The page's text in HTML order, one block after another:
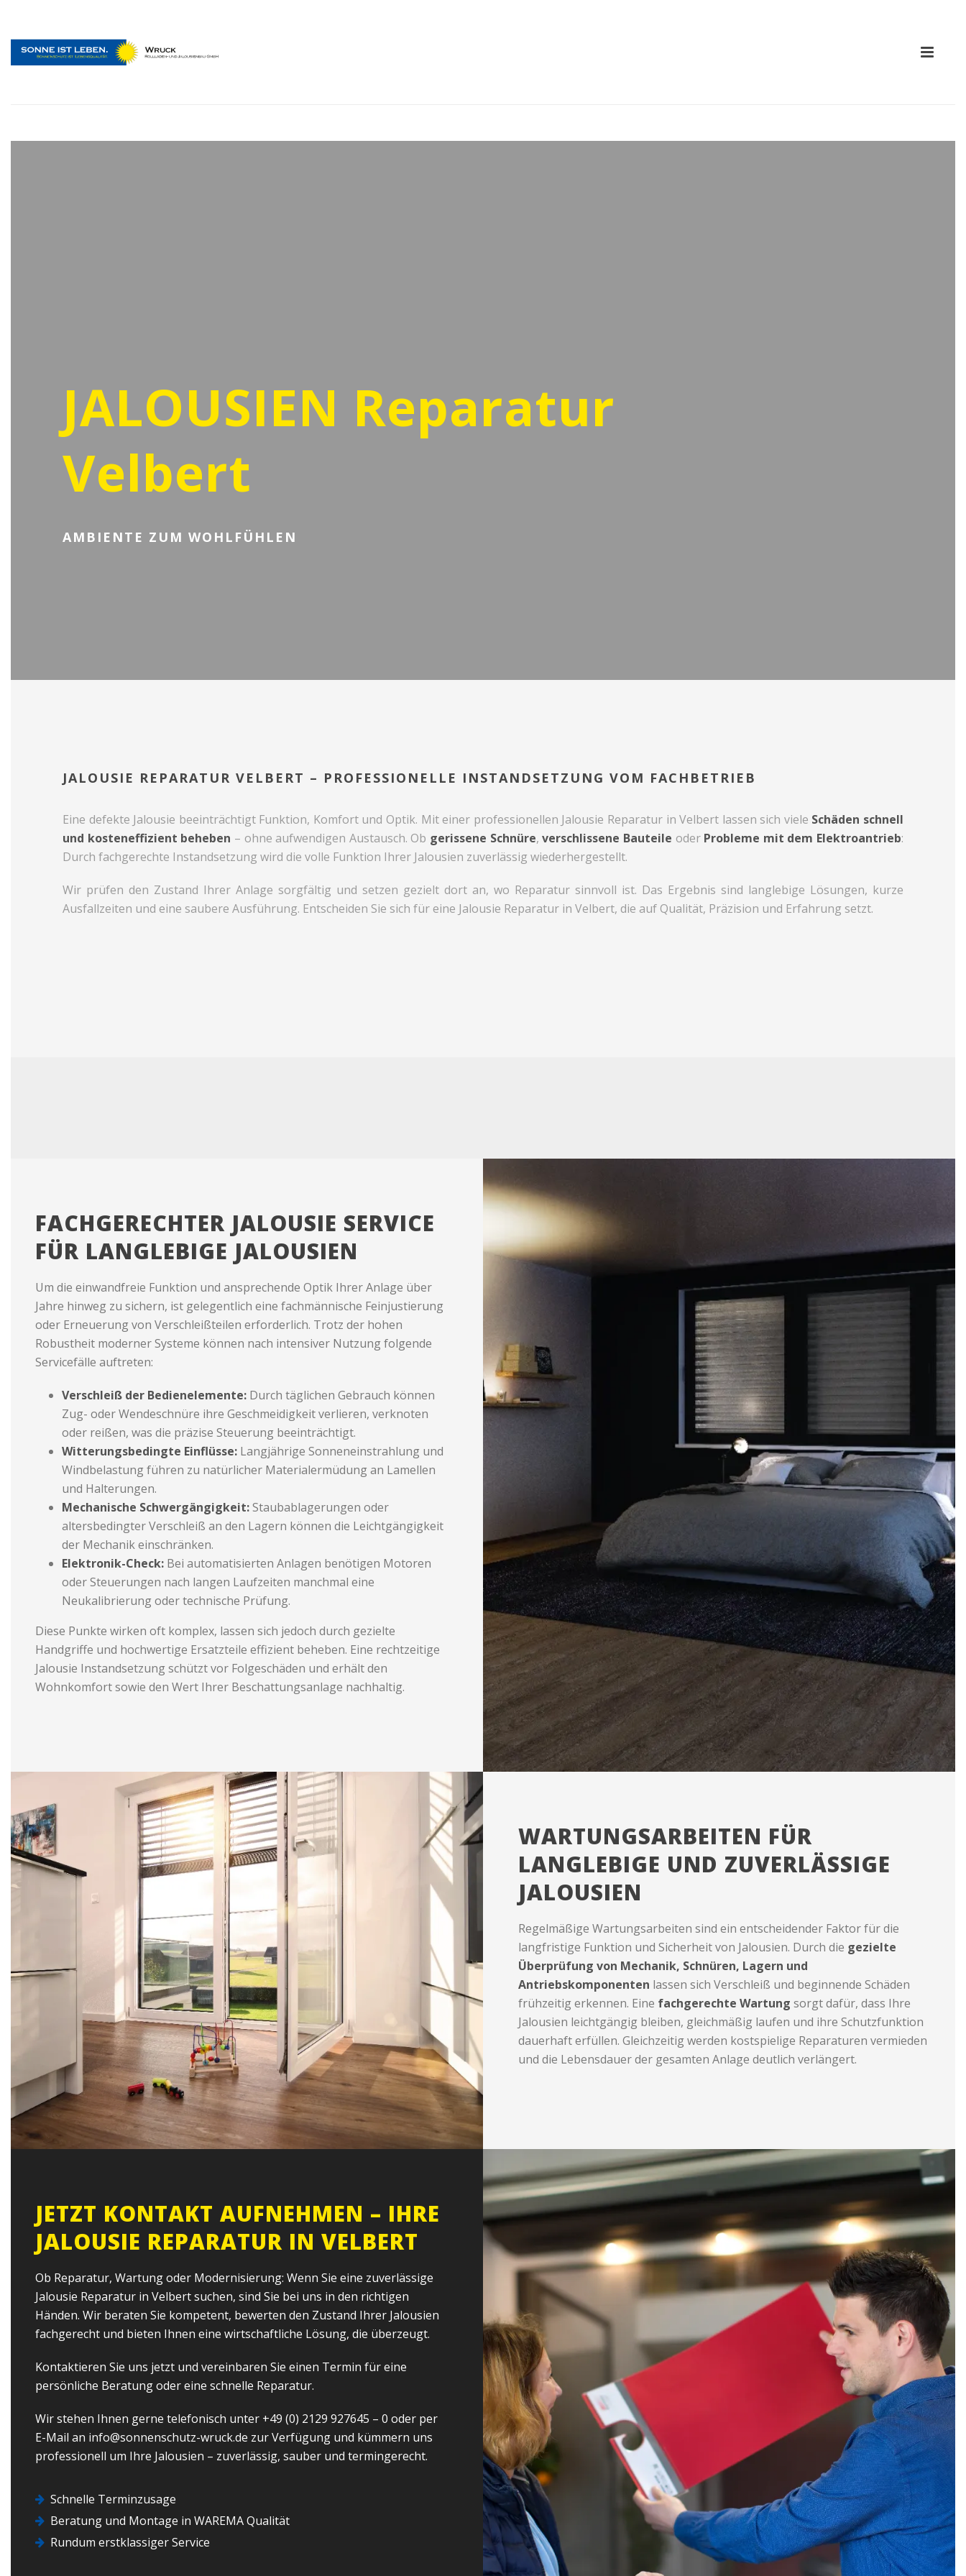
JALOUSIEN Reparatur
Velbert
AMBIENTE ZUM WOHLFÜHLEN
JALOUSIE REPARATUR VELBERT – PROFESSIONELLE INSTANDSETZUNG VOM FACHBETRIEB
Eine defekte Jalousie beeinträchtigt Funktion, Komfort und Optik. Mit einer professionellen Jalousie Reparatur in Velbert lassen sich viele Schäden schnell
und kosteneffizient beheben – ohne aufwendigen Austausch. Ob gerissene Schnüre,verschlissene Bauteile oder Probleme mit dem Elektroantrieb:
Durch fachgerechte Instandsetzung wird die volle Funktion Ihrer Jalousien zuverlässig wiederhergestellt.
Wir prüfen den Zustand Ihrer Anlage sorgfältig und setzen gezielt dort an, wo Reparatur sinnvoll ist. Das Ergebnis sind langlebige Lösungen, kurze
Ausfallzeiten und eine saubere Ausführung. Entscheiden Sie sich für eine Jalousie Reparatur in Velbert, die auf Qualität, Präzision und Erfahrung setzt.
FACHGERECHTER JALOUSIE SERVICE
FÜR LANGLEBIGE JALOUSIEN
Um die einwandfreie Funktion und ansprechende Optik Ihrer Anlage über
Jahre hinweg zu sichern, ist gelegentlich eine fachmännische Feinjustierung
oder Erneuerung von Verschleißteilen erforderlich. Trotz der hohen
Robustheit moderner Systeme können nach intensiver Nutzung folgende
Servicefälle auftreten:
Verschleiß der Bedienelemente: Durch täglichen Gebrauch können
Zug- oder Wendeschnüre ihre Geschmeidigkeit verlieren, verknoten
oder reißen, was die präzise Steuerung beeinträchtigt.
Witterungsbedingte Einflüsse: Langjährige Sonneneinstrahlung und
Windbelastung führen zu natürlicher Materialermüdung an Lamellen
und Halterungen.
Mechanische Schwergängigkeit:Staubablagerungen oder
altersbedingter Verschleiß an den Lagern können die Leichtgängigkeit
der Mechanik einschränken.
Elektronik-Check: Bei automatisierten Anlagen benötigen Motoren
oder Steuerungen nach langen Laufzeiten manchmal eine
Neukalibrierung oder technische Prüfung.
Diese Punkte wirken oft komplex, lassen sich jedoch durch gezielte
Handgriffe und hochwertige Ersatzteile effizient beheben. Eine rechtzeitige
Jalousie Instandsetzung schützt vor Folgeschäden und erhält den
Wohnkomfort sowie den Wert Ihrer Beschattungsanlage nachhaltig.
WARTUNGSARBEITEN FÜR
LANGLEBIGE UND ZUVERLÄSSIGE
JALOUSIEN
Regelmäßige Wartungsarbeiten sind ein entscheidender Faktor für die
langfristige Funktion und Sicherheit von Jalousien. Durch die gezielte
Überprüfung von Mechanik, Schnüren, Lagern und
Antriebskomponenten lassen sich Verschleiß und beginnende Schäden
frühzeitig erkennen. Eine fachgerechte Wartung sorgt dafür, dass Ihre
Jalousien leichtgängig bleiben, gleichmäßig laufen und ihre Schutzfunktion
dauerhaft erfüllen. Gleichzeitig werden kostspielige Reparaturen vermieden
und die Lebensdauer der gesamten Anlage deutlich verlängert.
JETZT KONTAKT AUFNEHMEN – IHRE
JALOUSIE REPARATUR IN VELBERT
Ob Reparatur, Wartung oder Modernisierung: Wenn Sie eine zuverlässige
Jalousie Reparatur in Velbert suchen, sind Sie bei uns in den richtigen
Händen. Wir beraten Sie kompetent, bewerten den Zustand Ihrer Jalousien
fachgerecht und bieten Ihnen eine wirtschaftliche Lösung, die überzeugt.
Kontaktieren Sie uns jetzt und vereinbaren Sie einen Termin für eine
persönliche Beratung oder eine schnelle Reparatur.
Wir stehen Ihnen gerne telefonisch unter +49 (0) 2129 927645 – 0 oder per
E-Mail an info@sonnenschutz-wruck.de zur Verfügung und kümmern uns
professionell um Ihre Jalousien – zuverlässig, sauber und termingerecht.
Schnelle Terminzusage
Beratung und Montage in WAREMA Qualität
Rundum erstklassiger Service